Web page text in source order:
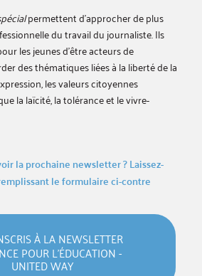
permettent d’approcher de plus
du travail du journaliste. Ils
les jeunes d’être acteurs de
des thématiques liées à la liberté de la
les valeurs citoyennes
la laïcité, la tolérance et le vivre-
la prochaine newsletter ? Laissez-
le formulaire ci-contre
À LA NEWSLETTER
POUR L’ÉDUCATION -
UNITED WAY